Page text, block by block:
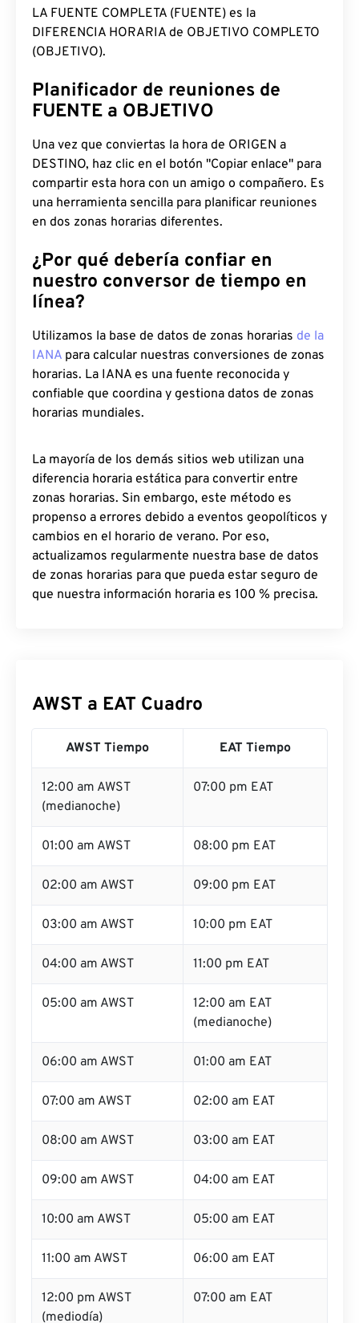
LA FUENTE COMPLETA (FUENTE) es la
DIFERENCIA HORARIA de OBJETIVO COMPLETO
(OBJETIVO).
Planificador de reuniones de
FUENTE a OBJETIVO
Una vez que conviertas la hora de ORIGEN a
DESTINO, haz clic en el botón "Copiar enlace" para
compartir esta hora con un amigo o compañero. Es
una herramienta sencilla para planificar reuniones
en dos zonas horarias diferentes.
¿Por qué debería confiar en
nuestro conversor de tiempo en
línea?
Utilizamos la base de datos de zonas horarias de la
IANA para calcular nuestras conversiones de zonas
horarias. La IANA es una fuente reconocida y
confiable que coordina y gestiona datos de zonas
horarias mundiales.
La mayoría de los demás sitios web utilizan una
diferencia horaria estática para convertir entre
zonas horarias. Sin embargo, este método es
propenso a errores debido a eventos geopolíticos y
cambios en el horario de verano. Por eso,
actualizamos regularmente nuestra base de datos
de zonas horarias para que pueda estar seguro de
que nuestra información horaria es 100 % precisa.
AWST a EAT Cuadro
AWST Tiempo EAT Tiempo
12:00 am AWST
(medianoche)
07:00 pm EAT
01:00 am AWST 08:00 pm EAT
02:00 am AWST 09:00 pm EAT
03:00 am AWST 10:00 pm EAT
04:00 am AWST 11:00 pm EAT
05:00 am AWST
12:00 am EAT
(medianoche)
06:00 am AWST 01:00 am EAT
07:00 am AWST 02:00 am EAT
08:00 am AWST 03:00 am EAT
09:00 am AWST 04:00 am EAT
10:00 am AWST 05:00 am EAT
11:00 am AWST 06:00 am EAT
12:00 pm AWST
(mediodía)
07:00 am EAT